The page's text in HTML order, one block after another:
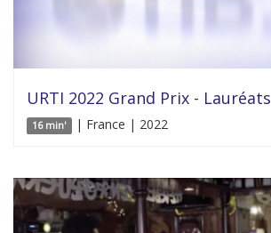
URTI 2022 Grand Prix - Lauréats
16 min' | France | 2022